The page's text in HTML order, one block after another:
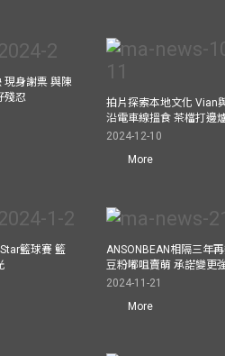
現身謝票 與陳
殘忍
拍片探索本地文化 Vian
沿電車線搵食 茶檔打邊
2024-12-10
More
籃球賽 籃
ANSONBEAN相隔三年
豆粉嘟咀賣萌 承諾變更
2024-11-21
More